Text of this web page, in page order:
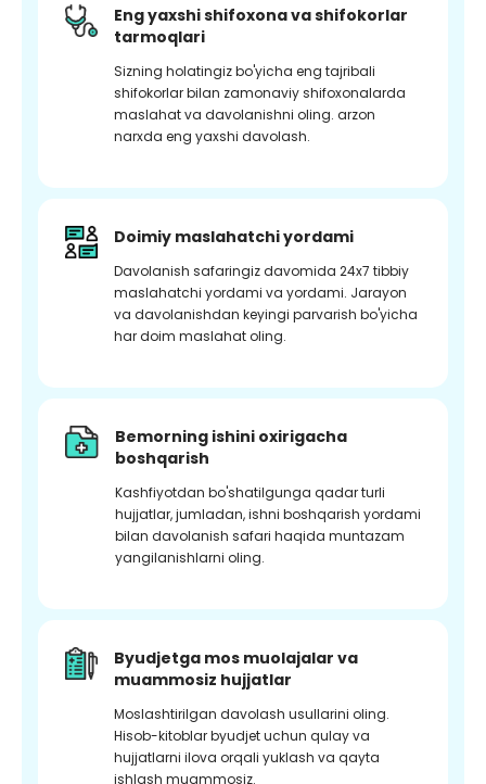
Eng yaxshi shifoxona va shifokorlar
tarmoqlari
Sizning holatingiz bo'yicha eng tajribali
shifokorlar bilan zamonaviy shifoxonalarda
maslahat va davolanishni oling. arzon
narxda eng yaxshi davolash.
Doimiy maslahatchi yordami
Davolanish safaringiz davomida 24x7 tibbiy
maslahatchi yordami va yordami. Jarayon
va davolanishdan keyingi parvarish bo'yicha
har doim maslahat oling.
Bemorning ishini oxirigacha
boshqarish
Kashfiyotdan bo'shatilgunga qadar turli
hujjatlar, jumladan, ishni boshqarish yordami
bilan davolanish safari haqida muntazam
yangilanishlarni oling.
Byudjetga mos muolajalar va
muammosiz hujjatlar
Moslashtirilgan davolash usullarini oling.
Hisob-kitoblar byudjet uchun qulay va
hujjatlarni ilova orqali yuklash va qayta
ishlash muammosiz.